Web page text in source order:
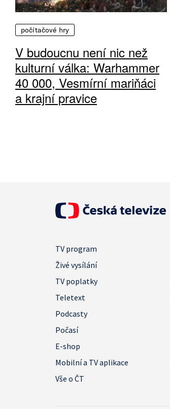
počítačové hry
V budoucnu není nic než
kulturní válka: Warhammer
40 000, Vesmírní mariňáci
a krajní pravice
TV program
Živé vysílání
TV poplatky
Teletext
Podcasty
Počasí
E-shop
Mobilní a TV aplikace
Vše o ČT